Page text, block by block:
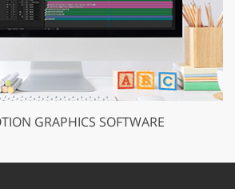
GRAPHICS SOFTWARE